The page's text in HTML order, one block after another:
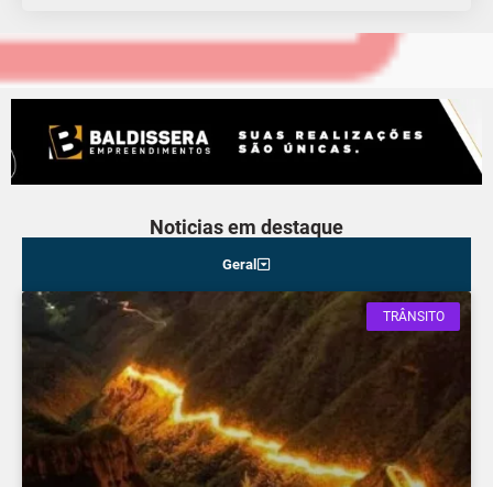
Noticias em destaque
Geral
TRÂNSITO